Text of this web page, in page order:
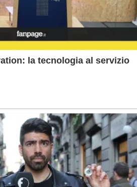
la tecnologia al servizio